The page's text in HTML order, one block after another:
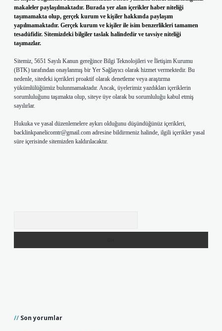
makaleler paylaşılmaktadır. Burada yer alan içerikler haber niteliği
taşımamakta olup, gerçek kurum ve kişiler hakkında paylaşım
yapılmamaktadır. Gerçek kurum ve kişiler ile isim benzerlikleri tamamen
tesadüfidir. Sitemizdeki bilgiler taslak halindedir ve tavsiye niteliği
taşımazlar.
Sitemiz, 5651 Sayılı Kanun gereğince Bilgi Teknolojileri ve İletişim Kurumu
(BTK) tarafından onaylanmış bir Yer Sağlayıcı olarak hizmet vermektedir. Bu
nedenle, sitedeki içerikleri proaktif olarak denetleme veya araştırma
yükümlülüğümüz bulunmamaktadır. Ancak, üyelerimiz yazdıkları içeriklerin
sorumluluğunu taşımakta olup, siteye üye olarak bu sorumluluğu kabul etmiş
sayılırlar.
Hukuka ve yasal düzenlemelere aykırı olduğunu düşündüğünüz içerikleri,
backlinkpanelicomtr@gmail.com adresine bildirmeniz halinde, ilgili içerikler yasal
süre içerisinde sitemizden kaldırılacaktır.
Son yorumlar